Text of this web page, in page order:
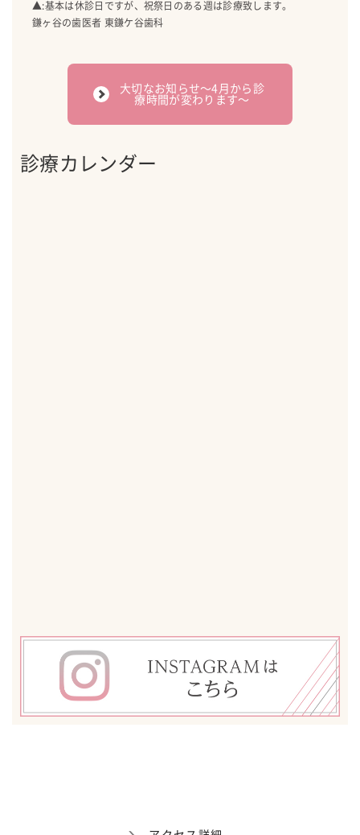
▲:基本は休診日ですが、祝祭日のある週は診療致します。
鎌ヶ谷の歯医者 東鎌ケ谷歯科
大切なお知らせ〜4月から診
療時間が変わります〜
診療カレンダー